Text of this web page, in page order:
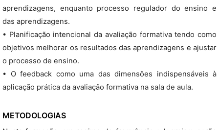
aprendizagens, enquanto processo regulador do ensino e
das aprendizagens.
• Planificação intencional da avaliação formativa tendo como
objetivos melhorar os resultados das aprendizagens e ajustar
o processo de ensino.
• O feedback como uma das dimensões indispensáveis à
aplicação prática da avaliação formativa na sala de aula.
METODOLOGIAS